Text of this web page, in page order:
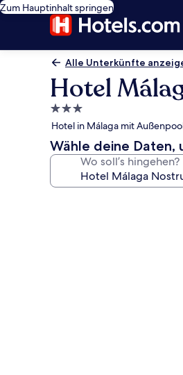
Zum Hauptinhalt springen
Alle Unterkünfte
Hotel
3.0-
Sterne-
Unterkunft
Hotel in Málaga mit
Wähle deine Daten,
Wo soll’s hingehen?